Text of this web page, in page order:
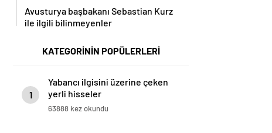
Avusturya başbakanı Sebastian Kurz
ile ilgili bilinmeyenler
KATEGORİNİN POPÜLERLERİ
1
Yabancı ilgisini üzerine çeken
yerli hisseler
63888 kez okundu